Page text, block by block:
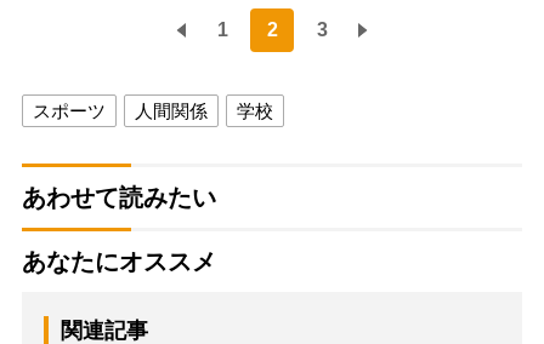
1 2 3
スポーツ 人間関係 学校
あわせて読みたい
あなたにオススメ
関連記事